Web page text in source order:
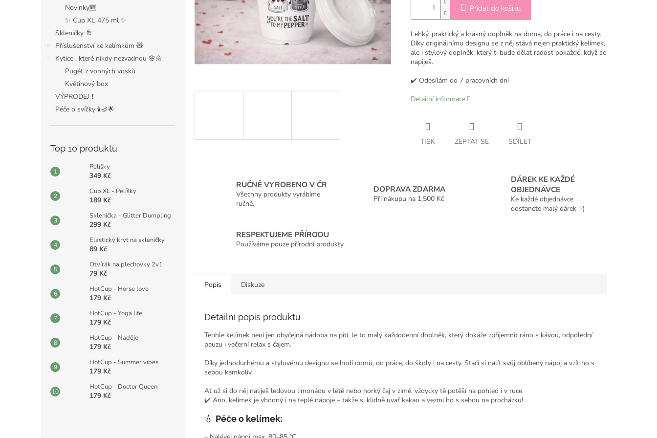
Novinky🆕
✨ Cup XL 475 ml ✨
Skleničky 🥂
Příslušenství ke kelímkům 🧸
Kytice , které nikdy nezvadnou 🌸🌼
Pugét z vonných vosků
Květinový box
VÝPRODEJ ❗️
Péče o svíčky 🕯️🪔🌟
Top 10 produktů
Pelíšky
349 Kč
Cup XL - Pelíšky
189 Kč
Sklenička - Glitter Dumpling
299 Kč
Elastický kryt na skleničky
89 Kč
Otvírák na plechovky 2v1
79 Kč
HotCup - Horse love
179 Kč
HotCup - Yoga life
179 Kč
HotCup - Naděje
179 Kč
HotCup - Summer vibes
179 Kč
HotCup - Doctor Queen
179 Kč
Přidat do košíku
Lehký, praktický a krásný doplněk na doma, do práce i na cesty.
Díky originálnímu designu se z něj stává nejen praktický kelímek,
ale i stylový doplněk, který ti bude dělat radost pokaždé, když se
napiješ.
✔️ Odesílám do 7 pracovních dní
Detailní informace
TISK ZEPTAT SE SDÍLET
RUČNĚ VYROBENO V ČR
Všechny produkty vyrábíme
ručně.
DOPRAVA ZDARMA
Při nákupu na 1.500 Kč
DÁREK KE KAŽDÉ
OBJEDNÁVCE
Ke každé objednávce
dostanete malý dárek :-)
RESPEKTUJEME PŘÍRODU
Používáme pouze přírodní produkty
Popis Diskuze
Detailní popis produktu
Tenhle kelímek není jen obyčejná nádoba na pití. Je to malý každodenní doplněk, který dokáže zpříjemnit ráno s kávou, odpolední
pauzu i večerní relax s čajem.
Díky jednoduchému a stylovému designu se hodí domů, do práce, do školy i na cesty. Stačí si nalít svůj oblíbený nápoj a vzít ho s
sebou kamkoliv.
Ať už si do něj naliješ ledovou limonádu v létě nebo horký čaj v zimě, vždycky tě potěší na pohled i v ruce.
✔️ Ano, kelímek je vhodný i na teplé nápoje – takže si klidně uvař kakao a vezmi ho s sebou na procházku!
💧 Péče o kelímek: